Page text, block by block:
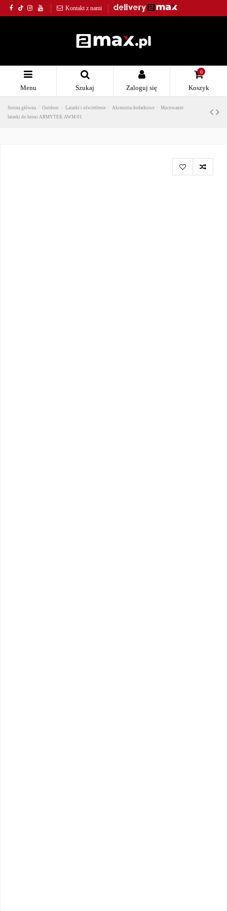
Kontakt z nami
Menu Szukaj Zaloguj się
0
Koszyk
Strona główna Outdoor Latarki i oświetlenie Akcesoria dodatkowe
Mocowanie
latarki do broni ARMYTEK AWM-01